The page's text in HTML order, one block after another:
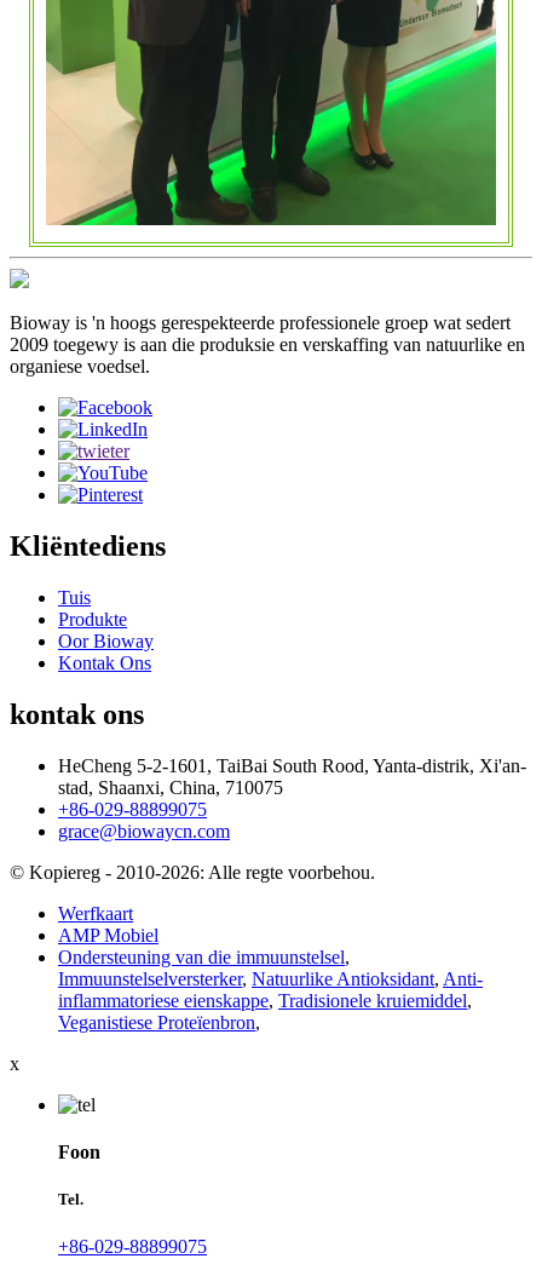
Bioway is 'n hoogs gerespekteerde professionele groep wat sedert
2009 toegewy is aan die produksie en verskaffing van natuurlike en
organiese voedsel.
Kliëntediens
Tuis
Produkte
Oor Bioway
Kontak Ons
kontak ons
HeCheng 5-2-1601, TaiBai South Rood, Yanta-distrik, Xi'an-
stad, Shaanxi, China, 710075
+86-029-88899075
grace@biowaycn.com
© Kopiereg - 2010-2026: Alle regte voorbehou.
Werfkaart
AMP Mobiel
Ondersteuning van die immuunstelsel,
Immuunstelselversterker, Natuurlike Antioksidant, Anti-
inflammatoriese eienskappe, Tradisionele kruiemiddel,
Veganistiese Proteïenbron,
x
Foon
Tel.
+86-029-88899075